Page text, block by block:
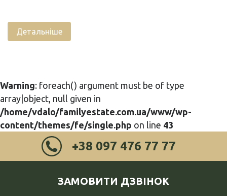
Детальніше
Warning: foreach() argument must be of type
array|object, null given in
/home/vdalo/familyestate.com.ua/www/wp-
content/themes/fe/single.php on line 43
+38 097 476 77 77
ЗАМОВИТИ ДЗВІНОК